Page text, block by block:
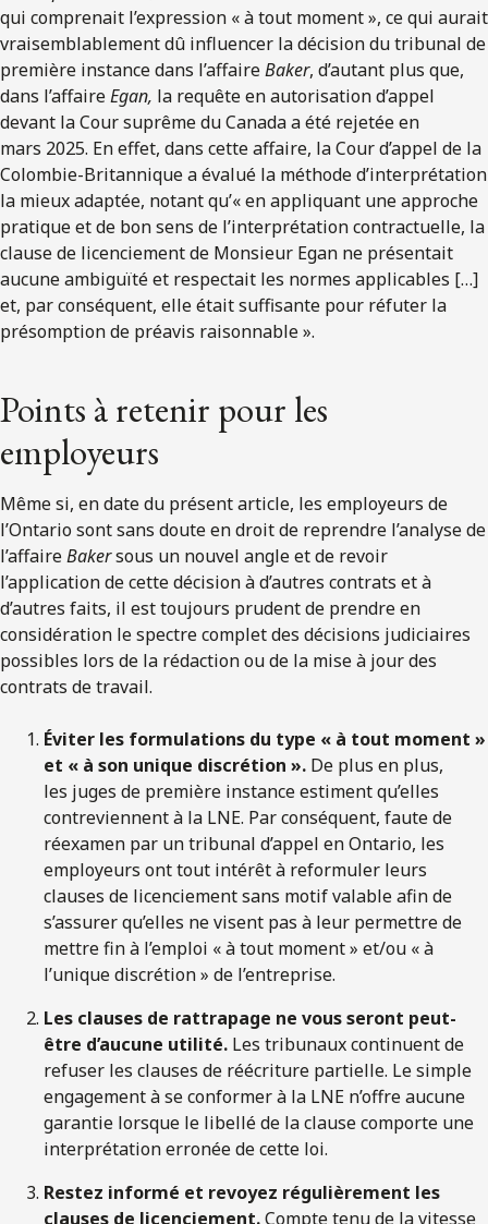
qui comprenait l’expression « à tout moment », ce qui aurait
vraisemblablement dû influencer la décisiondu tribunal de
première instance dans l’affaireBaker, d’autant plus que,
dans l’affaireEgan, la requête en autorisation d’appel
devant la Cour suprême du Canada a été rejetée en
mars 2025. En effet, dans cette affaire, la Cour d’appel de la
Colombie-Britannique a évalué la méthode d’interprétation
la mieux adaptée, notant qu’« en appliquant une approche
pratique et de bon sens de l’interprétation contractuelle, la
clause de licenciement de Monsieur Egan ne présentait
aucune ambiguïté et respectait les normes applicables […]
et, par conséquent, elle était suffisante pour réfuter la
présomption de préavis raisonnable ».
Points à retenir pour les
employeurs
Même si, en date du présent article, les employeurs de
l’Ontario sont sans doute en droit de reprendre l’analyse de
l’affaireBakersous un nouvel angle et de revoir
l’application de cette décision à d’autres contrats et à
d’autres faits, il est toujours prudent de prendre en
considération le spectre complet des décisions judiciaires
possibles lors de la rédaction ou de la mise à jour des
contrats de travail.
Éviter les formulations du type « à tout moment »
et « à son unique discrétion ». De plus en plus,
les juges de première instance estiment qu’elles
contreviennent à la LNE. Par conséquent, faute de
réexamen par un tribunal d’appel en Ontario, les
employeurs ont tout intérêt à reformuler leurs
clauses de licenciement sans motif valable afin de
s’assurer qu’elles ne visent pas à leur permettre de
mettre fin à l’emploi « à tout moment » et/ou « à
l’unique discrétion » de l’entreprise.
Les clauses de rattrapage ne vous seront peut-
être d’aucune utilité. Les tribunaux continuent de
refuser les clauses de réécriture partielle. Le simple
engagement à se conformer à la LNE n’offre aucune
garantie lorsque le libellé de la clause comporte une
interprétation erronée de cette loi.
Restez informé et revoyez régulièrement les
clauses de licenciement.Compte tenu de la vitesse